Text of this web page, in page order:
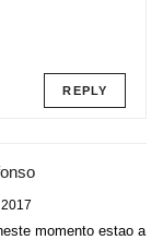
REPLY
momento estao a